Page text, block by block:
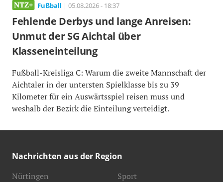
Fußball | 05.08.2026 - 18:37
Fehlende Derbys und lange Anreisen:
Unmut der SG Aichtal über
Klasseneinteilung
Fußball-Kreisliga C: Warum die zweite Mannschaft der
Aichtaler in der untersten Spielklasse bis zu 39
Kilometer für ein Auswärtsspiel reisen muss und
weshalb der Bezirk die Einteilung verteidigt.
Nachrichten aus der Region
Nürtingen
Sport